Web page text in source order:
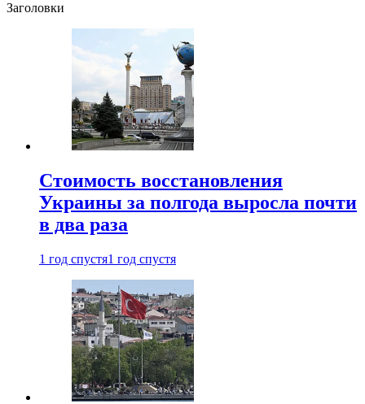
Заголовки
Стоимость восстановления
Украины за полгода выросла почти
в два раза
1 год спустя1 год спустя